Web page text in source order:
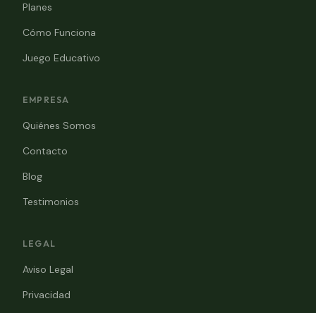
Planes
Cómo Funciona
Juego Educativo
EMPRESA
Quiénes Somos
Contacto
Blog
Testimonios
LEGAL
Aviso Legal
Privacidad